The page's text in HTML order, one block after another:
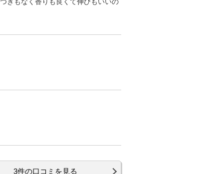
きもなく香りも良くて伸びもいいの
3件の口コミを見る